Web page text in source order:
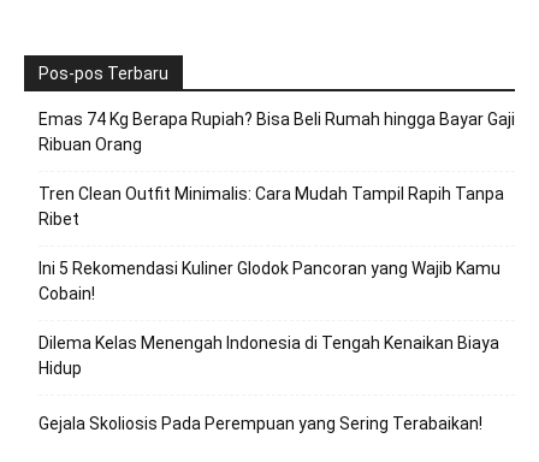
Pos-pos Terbaru
Emas 74 Kg Berapa Rupiah? Bisa Beli Rumah hingga Bayar Gaji
Ribuan Orang
Tren Clean Outfit Minimalis: Cara Mudah Tampil Rapih Tanpa
Ribet
Ini 5 Rekomendasi Kuliner Glodok Pancoran yang Wajib Kamu
Cobain!
Dilema Kelas Menengah Indonesia di Tengah Kenaikan Biaya
Hidup
Gejala Skoliosis Pada Perempuan yang Sering Terabaikan!